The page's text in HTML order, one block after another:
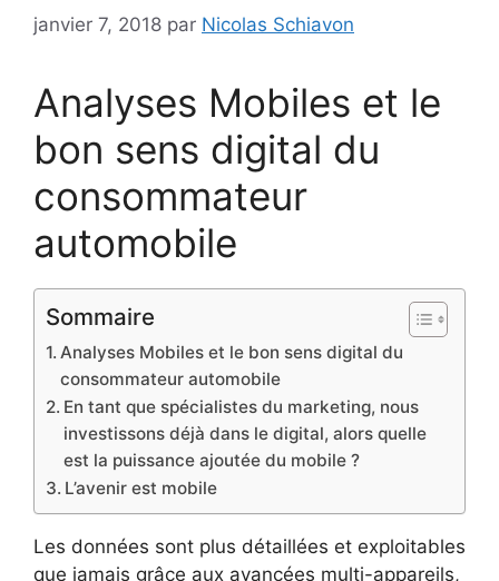
janvier 7, 2018 par Nicolas Schiavon
Analyses Mobiles et le
bon sens digital du
consommateur
automobile
Sommaire
Analyses Mobiles et le bon sens digital du
consommateur automobile
En tant que spécialistes du marketing, nous
investissons déjà dans le digital, alors quelle
est la puissance ajoutée du mobile ?
L’avenir est mobile
Les données sont plus détaillées et exploitables
que jamais grâce aux avancées multi-appareils,